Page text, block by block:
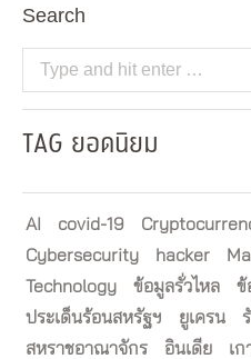
Search
Search:
TAG ยอดนิยม
AI covid-19
Cybersecurity
hacker
Technology
ข้อมูลรั่วไหล ข้
ประเด็นร้อนสหรัฐฯ
ยูเครน
สหราชอาณาจักร
อินเดีย เ